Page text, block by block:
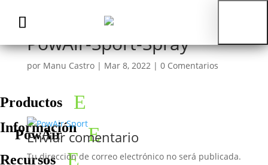
Productos
Información
PowAir
Recursos
PowAir-Sport-Spray
por Manu Castro| Mar 8, 2022| 0 Comentarios
Enviar comentario
Tu dirección de correo electrónico no será publicada.